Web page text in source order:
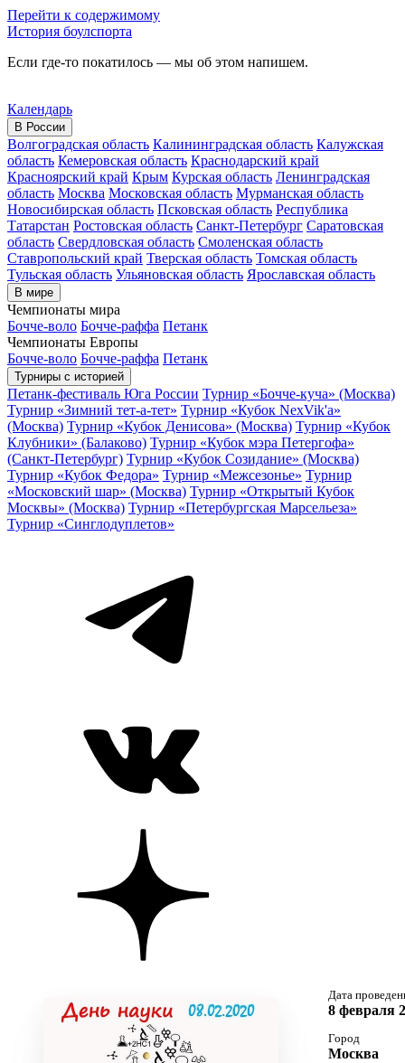
Перейти к содержимому
История боулспорта
Если где-то покатилось — мы об этом напишем.
Календарь
В России
Волгоградская область Калининградская область Калужская
область Кемеровская область Краснодарский край
Красноярский край Крым Курская область Ленинградская
область Москва Московская область Мурманская область
Новосибирская область Псковская область Республика
Татарстан Ростовская область Санкт-Петербург Саратовская
область Свердловская область Смоленская область
Ставропольский край Тверская область Томская область
Тульская область Ульяновская область Ярославская область
В мире
Чемпионаты мира
Бочче-воло Бочче-раффа Петанк
Чемпионаты Европы
Бочче-воло Бочче-раффа Петанк
Турниры с историей
Петанк-фестиваль Юга России Турнир «Бочче-куча» (Москва)
Турнир «Зимний тет-а-тет» Турнир «Кубок NexVik'a»
(Москва) Турнир «Кубок Денисова» (Москва) Турнир «Кубок
Клубники» (Балаково) Турнир «Кубок мэра Петергофа»
(Санкт-Петербург) Турнир «Кубок Созидание» (Москва)
Турнир «Кубок Федора» Турнир «Межсезонье» Турнир
«Московский шар» (Москва) Турнир «Открытый Кубок
Москвы» (Москва) Турнир «Петербургская Марсельеза»
Турнир «Синглодуплетов»
Дата
8 февраля
Город
Москва